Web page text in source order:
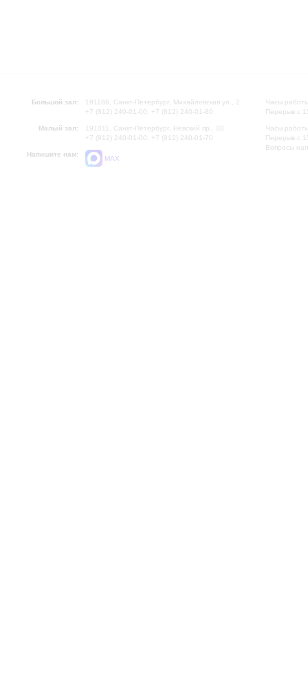
Большой зал:
191186, Санкт-Петербург, Михайловская ул., 2
+7 (812) 240-01-00, +7 (812) 240-01-80
Малый зал:
191011, Санкт-Петербург, Невский пр., 30
+7 (812) 240-01-00, +7 (812) 240-01-70
Напишите нам:
MAX
Часы
Перерыв с
Часы
Перерыв с
Вопросы